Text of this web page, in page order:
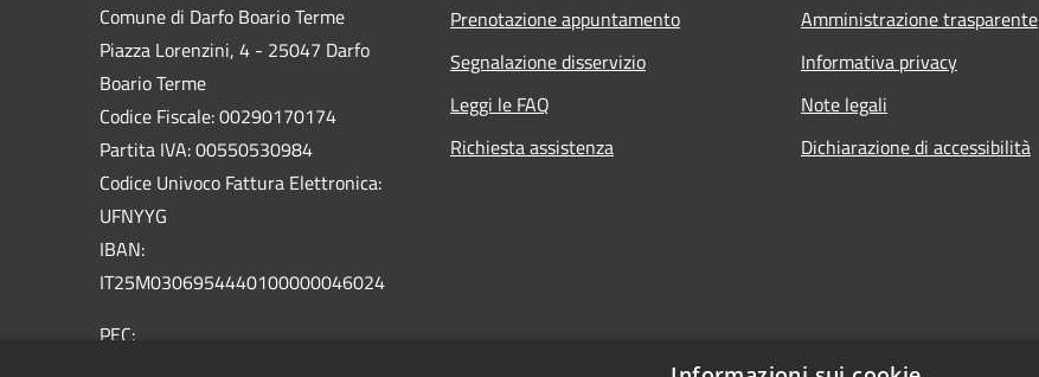
Comune di Darfo Boario Terme
Piazza Lorenzini, 4 - 25047 Darfo
Boario Terme
Codice Fiscale: 00290170174
Partita IVA: 00550530984
Codice Univoco Fattura Elettronica:
UFNYYG
IBAN:
IT25M0306954440100000046024
PEC:
Prenotazione appuntamento
Segnalazione disservizio
Leggi le FAQ
Richiesta assistenza
Amministrazione trasparente
Informativa privacy
Note legali
Dichiarazione di accessibilità